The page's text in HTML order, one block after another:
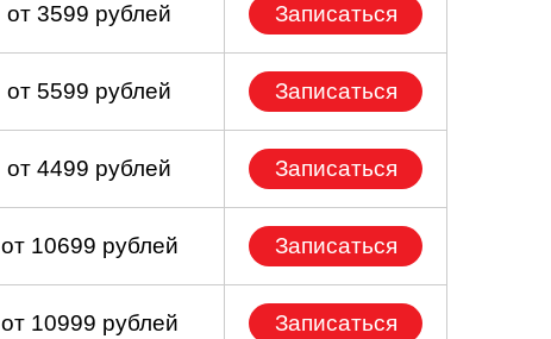
от 3599 рублей Записаться
от 5599 рублей Записаться
от 4499 рублей Записаться
от 10699 рублей Записаться
от 10999 рублей Записаться